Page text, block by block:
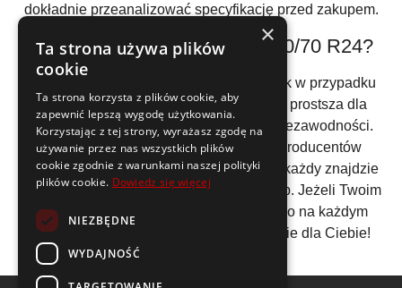
dokładnie przeanalizować specyfikację przed zakupem.
Kiedy warto wybrać opony 460/70 R24?
Wybór opon to nie lada wyzwanie, jednak w przypadku
opon 460/70 R24decyzja mogłaby być prostsza dla
użytkowników maszyn wymagających niezawodności.
Dostępność na rynku i szeroka gama producentów
oferujących ten rozmiar to gwarancja, że każdy znajdzie
produkt dostosowany do własnych potrzeb. Jeżeli Twoim
celem jest efektywność i bezpieczeństwo na każdym
kilometrze,
są właśnie dla Ciebie!
×
Ta strona używa plików
cookie
Ta strona korzysta z plików cookie, aby
zapewnić lepszą wygodę użytkowania.
Korzystając z tej strony, wyrażasz zgodę na
używanie przez nas wszystkich plików
cookie zgodnie z warunkami naszej polityki
plików cookie. Dowiedz się więcej
NIEZBĘDNE
WYDAJNOŚĆ